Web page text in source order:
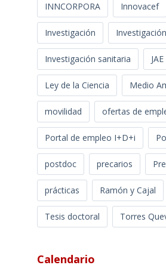
INNCORPORA Innovacef
Investigación
Investigación sanitaria JAE
Ley de la Ciencia Medio
movilidad ofertas de
Portal de empleo I+D+i
postdoc precarios
prácticas Ramón y Cajal
Tesis doctoral Torres
Calendario